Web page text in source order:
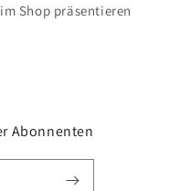
Shop präsentieren
Abonnenten